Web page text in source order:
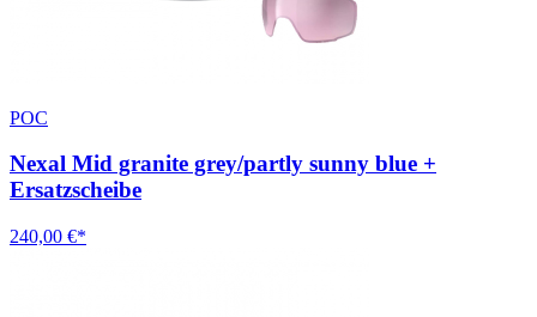
POC
Nexal Mid granite grey/partly sunny blue +
Ersatzscheibe
240,00 €*